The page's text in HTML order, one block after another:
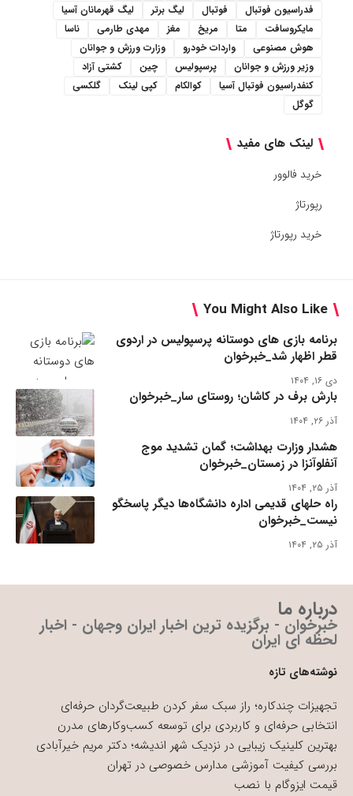
فدراسیون فوتبال
فوتبال لیگ برتر
لیگ قهرمانان آسیا
مایکروسافت
متا مریخ مغز مهدی طارمی
ناسا
هوش مصنوعی
واردات خودرو
وزارت ورزش و جوانان
وزیر ورزش و جوانان
پرسپولیس چین
کشتی آزاد
کنفدراسیون فوتبال آسیا
کوالکام کپی لینک
گلکسی
گوگل
لینک های مفید
خرید فالوور
رپورتاژ
خرید رپورتاژ
You Might Also Like
برنامه بازی های دوستانه پرسپولیس در اردوی
قطر اظهار شد_خبرخوان
دی ۱۶, ۱۴۰۴
بارش برف در کاشان؛ روستای سار_خبرخوان
آذر ۲۶, ۱۴۰۴
هشدار وزارت بهداشت؛ گمان تشدید موج
آنفلوآنزا در زمستان_خبرخوان
آذر ۲۵, ۱۴۰۴
راه حلهای قدیمی اداره دانشگاه‌ها دیگر پاسخگو
نیست_خبرخوان
آذر ۲۵, ۱۴۰۴
درباره ما
خبرخوان - برگزیده ترین اخبار ایران وجهان - اخبار
لحظه ای ایران
نوشته‌های تازه
تجهیزات چندکاره؛ راز سبک سفر کردن طبیعت‌گردان حرفه‌ای
انتخابی حرفه‌ای و کاربردی برای توسعه کسب‌وکارهای مدرن
بهترین کلینیک زیبایی در نزدیک شهر اندیشه؛ دکتر مریم خیرآبادی
بررسی کیفیت آموزشی مدارس خصوصی در تهران
قیمت ایزوگام با نصب